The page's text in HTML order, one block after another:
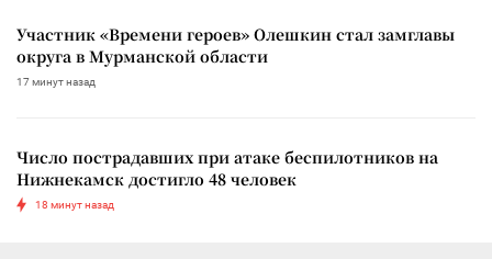
Участник «Времени героев» Олешкин стал замглавы
округа в Мурманской области
17 минут назад
Число пострадавших при атаке беспилотников на
Нижнекамск достигло 48 человек
18 минут назад